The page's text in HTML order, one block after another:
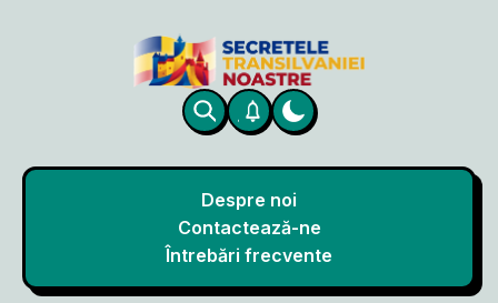
Despre noi
Contactează-ne
Întrebări frecvente